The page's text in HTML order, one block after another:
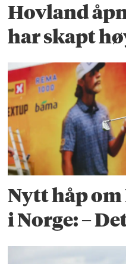
Hovland
har skapt
Nytt håp
i Norge: –